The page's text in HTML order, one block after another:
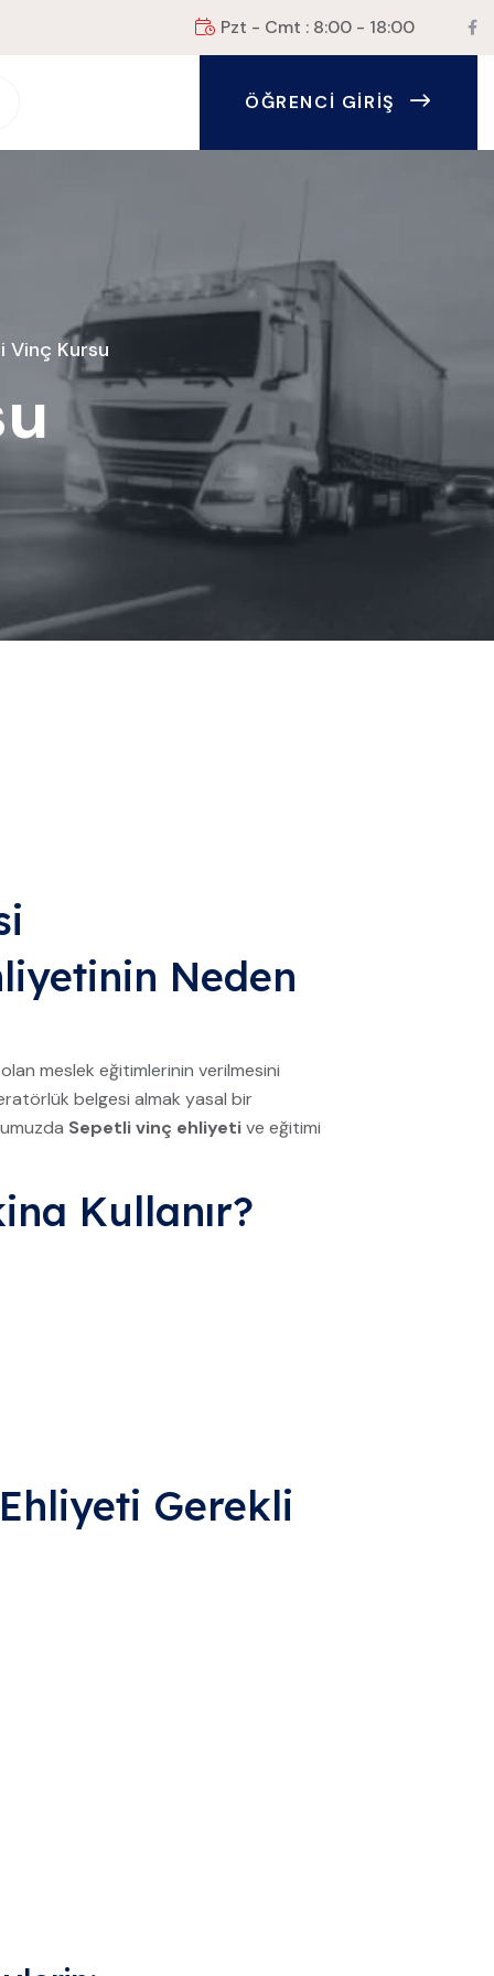
Pzt - Cmt : 8:00 - 18:00
ÖĞRENCI GIRIŞ
Vinç Kursu
Neden
meslek eğitimlerinin verilmesini
belgesi almak yasal bir
Sepetli vinç ehliyetive eğitimi
Kullanır?
Gerekli